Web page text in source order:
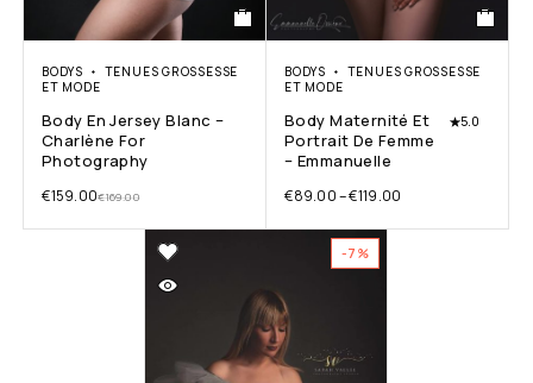
BODYS
TENUES GROSSESSE
ET MODE
Body En Jersey Blanc –
Charlène For
Photography
€169.00
€159.00
BODYS
TENUES GROSSESSE
ET MODE
Body Maternité Et
Portrait De Femme
– Emmanuelle
5.0
€89.00–€119.00
-7%